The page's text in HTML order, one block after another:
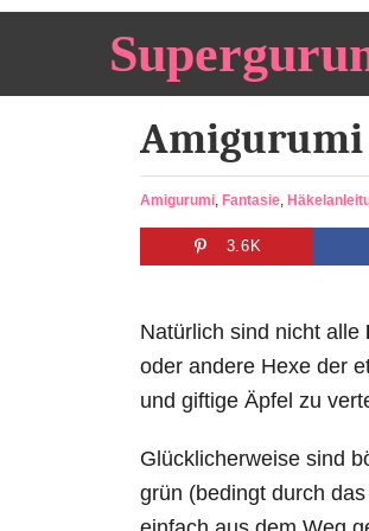
i
Amigurumi
C
a
o
i
e
Amigurumi, Fantasie,
3.6K
Natürlich sind nicht alle
oder andere Hexe der
und giftige Äpfel zu
Glücklicherweise sind
grün (bedingt durch